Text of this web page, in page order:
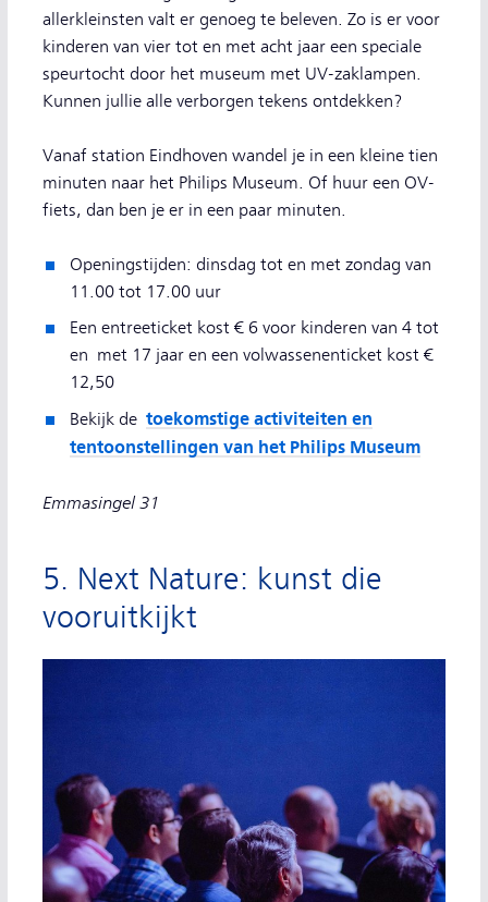
allerkleinsten valt er genoeg te beleven. Zo is er voor
kinderen van vier tot en met acht jaar een speciale
speurtocht door het museum met UV-zaklampen.
Kunnen jullie alle verborgen tekens ontdekken?
Vanaf station Eindhoven wandel je in een kleine tien
minuten naar het Philips Museum. Of huur een OV-
fiets, dan ben je er in een paar minuten.
Openingstijden: dinsdag tot en met zondag van
11.00 tot 17.00 uur
Een entreeticket kost € 6 voor kinderen van 4 tot
en met 17 jaar en een volwassenenticket kost €
12,50
Bekijk de toekomstige activiteiten en
tentoonstellingen van het Philips Museum
Emmasingel 31
5. Next Nature: kunst die
vooruitkijkt